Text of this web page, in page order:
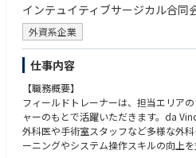
インテュイティブサージカル合同
外資系企業
仕事内容
【職務概要】
フィールドトレーナーは、担当エリア
ャーのもとで活躍いただきます。da
外科医や手術室スタッフなど多様な外
ーニングやシステム操作スキルの向上